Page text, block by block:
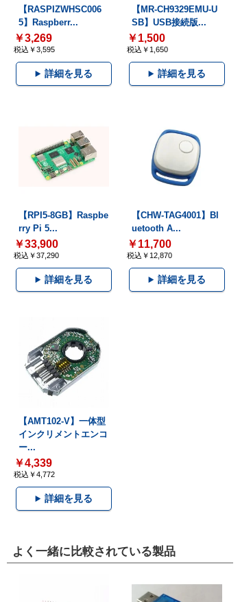
【RASPIZWHSC006
5】Raspberr...
￥3,269
税込￥3,595
詳細を見る
【MR-CH9329EMU-U
SB】USB接続版...
￥1,500
税込￥1,650
詳細を見る
【RPI5-8GB】Raspbe
rry Pi 5...
￥33,900
税込￥37,290
詳細を見る
【CHW-TAG4001】Bl
uetooth A...
￥11,700
税込￥12,870
詳細を見る
【AMT102-V】一体型
インクリメントエンコ
ー...
￥4,339
税込￥4,772
詳細を見る
よく一緒に比較されている製品